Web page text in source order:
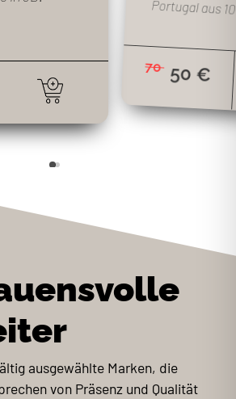
Portugal aus
70 50€
ausgewählte Marken, die
von Präsenz und Qualität